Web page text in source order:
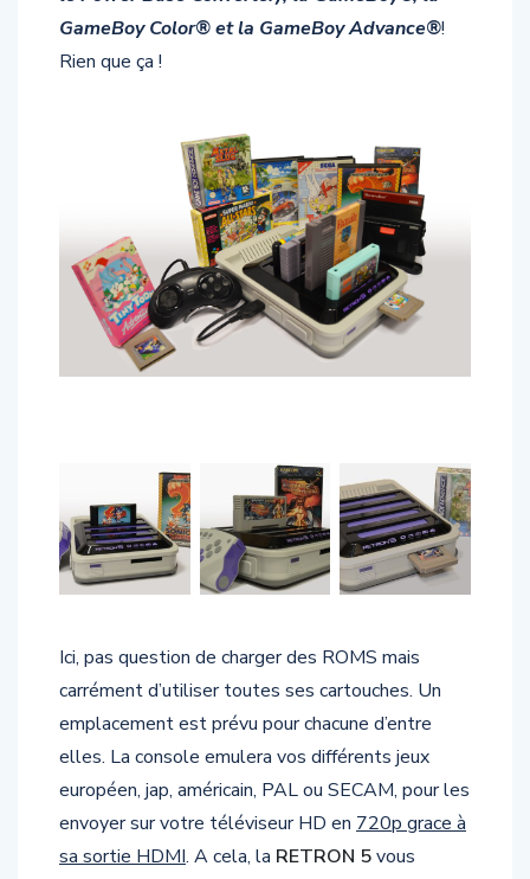
Rien que ça !
carrément d’utiliser toutes ses cartouches. Un
emplacement est prévu pour chacune d’entre
elles. La console emulera vos différents jeux
européen, jap, américain, PAL ou SECAM, pour les
envoyer sur votre téléviseur HD en720p grace à
sa sortie HDMI. A cela, laRETRON 5vous
proposera la possibilité de sauvegarder ou